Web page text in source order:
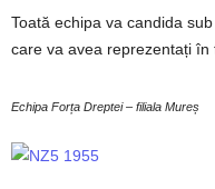
Toată echipa va candida
care va avea reprezentați în
Echipa Forța Dreptei – filiala Mureș